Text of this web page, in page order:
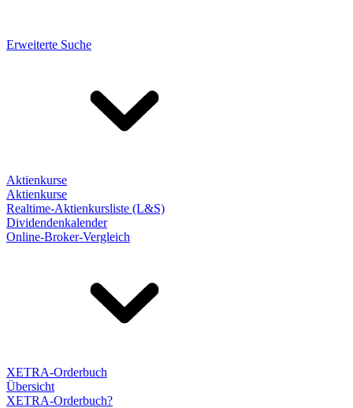
Erweiterte Suche
Aktienkurse
Aktienkurse
Realtime-Aktienkursliste (L&S)
Dividendenkalender
Online-Broker-Vergleich
XETRA-Orderbuch
Übersicht
XETRA-Orderbuch?